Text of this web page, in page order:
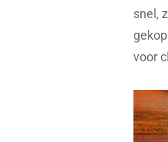
snel,
voor